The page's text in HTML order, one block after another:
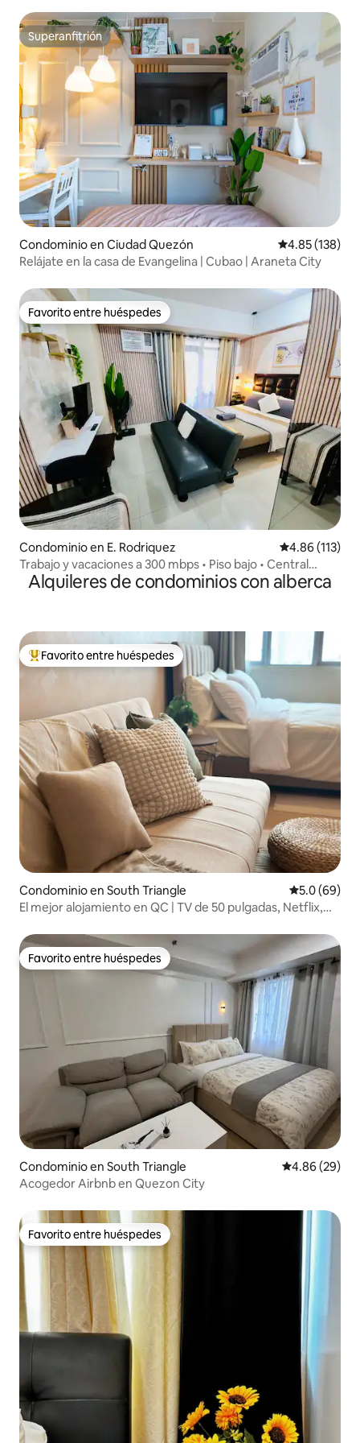
Superanfitrión
Superanfitrión
Condominio en Ciudad Quezón Calificación
4.85 (138)
Relájate en la casa de Evangelina | Cubao | Araneta City
Favorito entre huéspedes
Favorito entre huéspedes
Condominio en E. Rodriquez Calificación
4.86 (113)
Trabajo y vacaciones a 300 mbps • Piso bajo • Central
Cubao
Alquileres de condominios con alberca
De los mejores en Favorito entre huéspedes
Favorito entre huéspedes
Condominio en South Triangle Calificación
5.0 (69)
El mejor alojamiento en QC | TV de 50 pulgadas, Netflix,
Favorito entre huéspedes
Favorito entre huéspedes
Condominio en South Triangle Calificación
4.86 (29)
Acogedor Airbnb en Quezon City
Favorito entre huéspedes
Favorito entre huéspedes